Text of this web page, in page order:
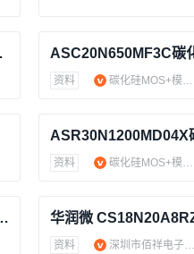
封装散热好 ASC20N650MF3C碳
资料 碳化硅MOS+模块+应用（芯片）
资料 碳化硅MOS+模块+应用（芯片）
规格书 Datasheet 佰祥电子
资料 深圳市佰祥电子有限公司